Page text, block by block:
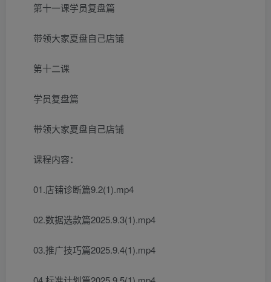
第十一课学员复盘篇
带领大家夏盘自己店铺
第十二课
学员复盘篇
带领大家夏盘自己店铺
课程内容：
01.店铺诊断篇9.2(1).mp4
02.数据选款篇2025.9.3(1).mp4
03.推广技巧篇2025.9.4(1).mp4